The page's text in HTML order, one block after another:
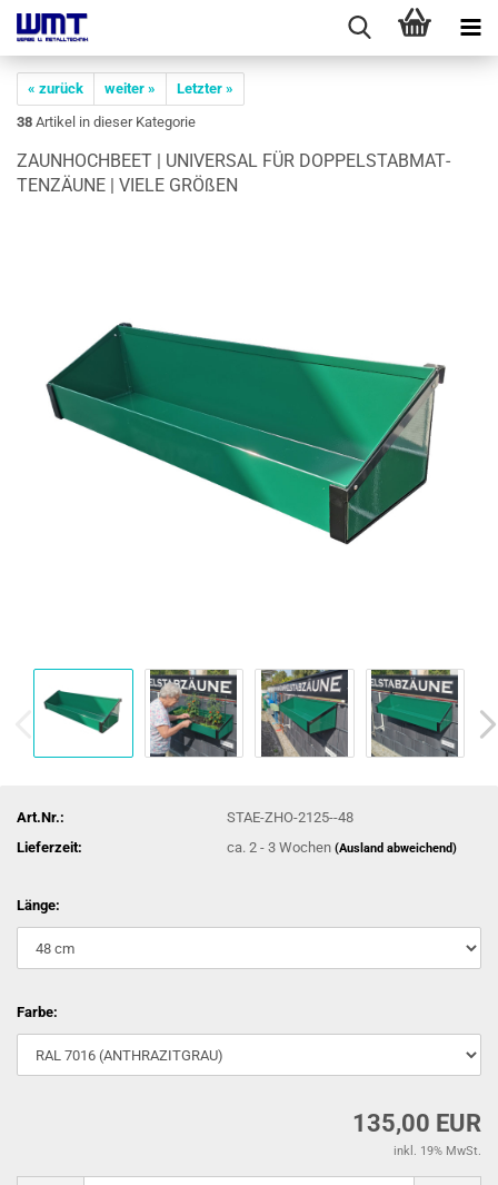
« zurück weiter »
Letzter »
38 Artikel in dieser Kategorie
ZAUN­HOCH­BEET | UNI­VER­SAL FÜR DOP­PEL­STABMAT­
TEN­ZÄU­NE | VIELE GRÖ­ßEN
Art.Nr.:
STAE-ZHO-2125--48
Lieferzeit:
ca. 2 - 3 Wochen(Ausland abweichend)
Länge:
Farbe:
135,00 EUR
inkl. 19% MwSt.